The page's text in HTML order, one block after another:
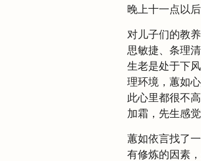
晚上十一点以
对儿子们的教
思敏捷、条理
生老是处于下
理环境，蕙如
此心里都很不
加霜，先生感
蕙如依言找了
有修炼的因素